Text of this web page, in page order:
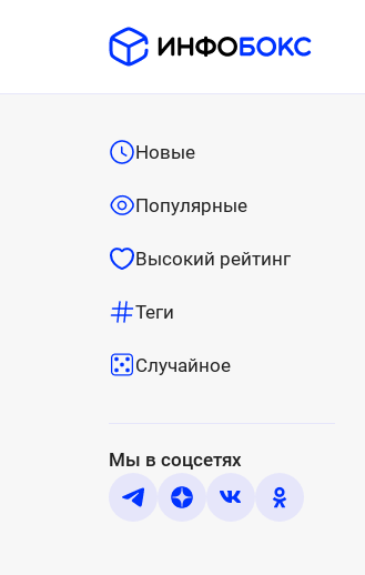
Новые
Популярные
Высокий рейтинг
Теги
Случайное
Мы в соцсетях